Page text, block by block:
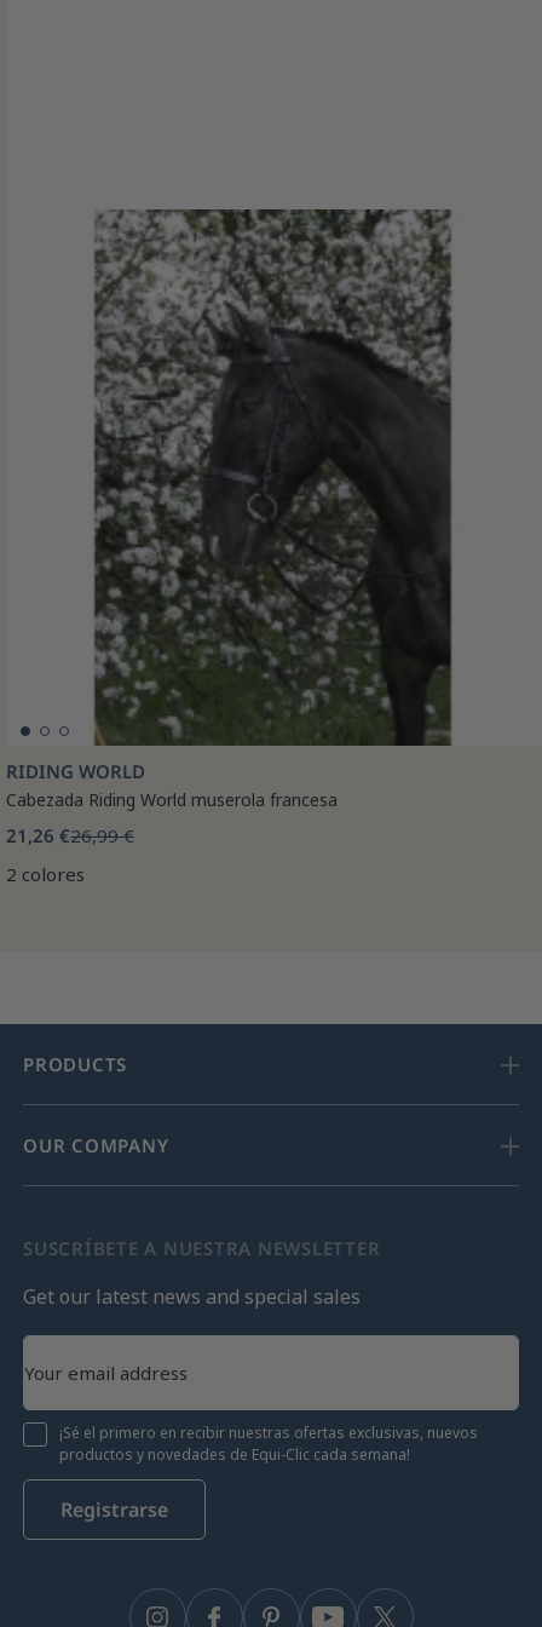
RIDING WORLD
Cabezada Riding World muserola francesa
21,26 €26,99 €
2 colores
PRODUCTS
OUR COMPANY
SUSCRÍBETE A NUESTRA NEWSLETTER
Get our latest news and special sales
¡Sé el primero en recibir nuestras ofertas exclusivas, nuevos
productos y novedades de Equi-Clic cada semana!
Registrarse